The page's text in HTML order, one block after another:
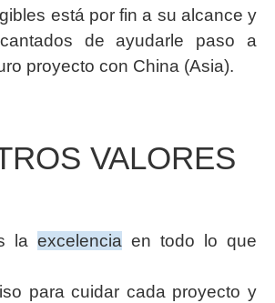
está por fin a su alcance y
de ayudarle paso a
proyecto con China (Asia).
VALORES
la excelencia en todo lo que
para cuidar cada proyecto y